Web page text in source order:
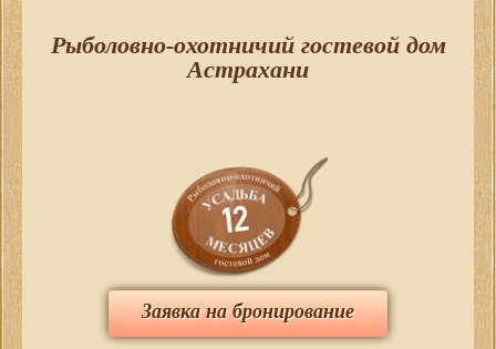
Рыболовно-охотничий гостевой дом
Астрахани
Заявка на бронирование